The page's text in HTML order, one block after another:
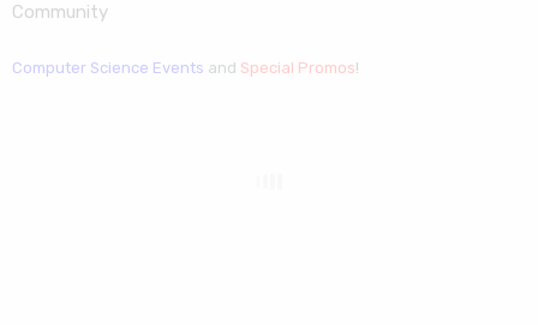
Community
Computer Science Events and Special Promos!